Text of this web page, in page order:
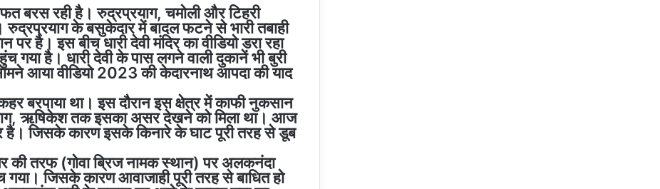
बरस रही है। रुद्रप्रयाग, चमोली और टिहरी
रुद्रप्रयाग के बसुकेदार में बादल फटने से भारी तबाही
है। इस बीच धारी देवी मंदिर का वीडियो डरा रहा
गया है। धारी देवी के पास लगने वाली दुकानें भी बुरी
आया वीडियो 2023 की केदारनाथ आपदा की याद
बरपाया था। इस दौरान इस क्षेत्र में काफी नुकसान
ऋषिकेश तक इसका असर देखने को मिला था। आज
जिसके कारण इसके किनारे के घाट पूरी तरह से डूब
तरफ (गोवा ब्रिज नामक स्थान) पर अलकनंदा
जिसके कारण आवाजाही पूरी तरह से बाधित हो